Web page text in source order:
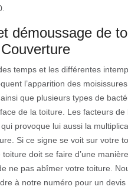
démoussage de
temps et les différentes
l’apparition des
que plusieurs types de
de la toiture. Les facteurs de
provoque lui aussi la
Si ce signe se voit sur votre
doit se faire d’une manière
ne pas abîmer votre toiture.
à notre numéro pour un devis